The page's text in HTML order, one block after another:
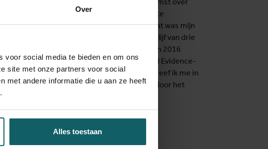
Over
voor social media te bieden en om ons
site met onze partners voor social
met andere informatie die u aan ze heeft
Alles toestaan
bij op het ITG, in plaats van onze vaste
die niet aanwezig kon zijn. Dat was mijn
keer in België en in Europa! Het korte verblijf van drie
tekende mijn verdere carrière voorgoed. In 2016
ik de korte cursus Clinical Research and Evidence-
Medicine van het ITG. Het jaar daarop schreef ik me in
een individual PhD-traject, aangemoedigd door het
van het ITG.